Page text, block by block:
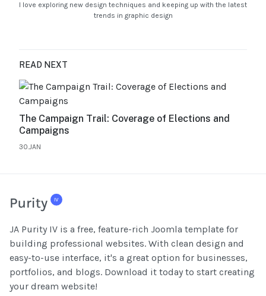
I love exploring new design techniques and keeping up with the latest
trends in graphic design
READ NEXT
The Campaign Trail: Coverage of Elections and
Campaigns
30.JAN
JA Purity IV is a free, feature-rich Joomla template for
building professional websites. With clean design and
easy-to-use interface, it's a great option for businesses,
portfolios, and blogs. Download it today to start creating
your dream website!